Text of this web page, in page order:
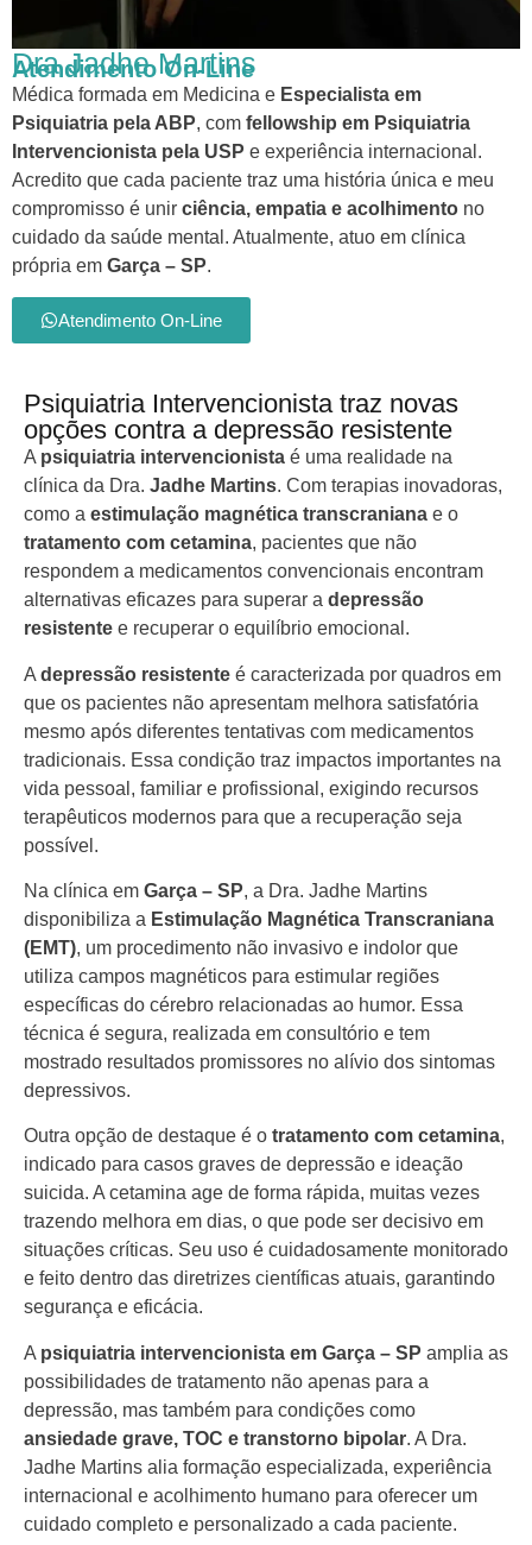
Dra Jadhe Martins
Atendimento On-Line
Médica formada em Medicina e Especialista em
Psiquiatria pela ABP, com fellowship em Psiquiatria
Intervencionista pela USP e experiência internacional.
Acredito que cada paciente traz uma história única e meu
compromisso é unir ciência, empatia e acolhimento no
cuidado da saúde mental. Atualmente, atuo em clínica
própria em Garça – SP.
Atendimento On-Line
Psiquiatria Intervencionista traz novas
opções contra a depressão resistente
A psiquiatria intervencionista é uma realidade na
clínica da Dra. Jadhe Martins. Com terapias inovadoras,
como a estimulação magnética transcraniana e o
tratamento com cetamina, pacientes que não
respondem a medicamentos convencionais encontram
alternativas eficazes para superar a depressão
resistente e recuperar o equilíbrio emocional.
A depressão resistente é caracterizada por quadros em
que os pacientes não apresentam melhora satisfatória
mesmo após diferentes tentativas com medicamentos
tradicionais. Essa condição traz impactos importantes na
vida pessoal, familiar e profissional, exigindo recursos
terapêuticos modernos para que a recuperação seja
possível.
Na clínica em Garça – SP, a Dra. Jadhe Martins
disponibiliza a Estimulação Magnética Transcraniana
(EMT), um procedimento não invasivo e indolor que
utiliza campos magnéticos para estimular regiões
específicas do cérebro relacionadas ao humor. Essa
técnica é segura, realizada em consultório e tem
mostrado resultados promissores no alívio dos sintomas
depressivos.
Outra opção de destaque é o tratamento com cetamina,
indicado para casos graves de depressão e ideação
suicida. A cetamina age de forma rápida, muitas vezes
trazendo melhora em dias, o que pode ser decisivo em
situações críticas. Seu uso é cuidadosamente monitorado
e feito dentro das diretrizes científicas atuais, garantindo
segurança e eficácia.
A psiquiatria intervencionista em Garça – SP amplia as
possibilidades de tratamento não apenas para a
depressão, mas também para condições como
ansiedade grave, TOC e transtorno bipolar. A Dra.
Jadhe Martins alia formação especializada, experiência
internacional e acolhimento humano para oferecer um
cuidado completo e personalizado a cada paciente.